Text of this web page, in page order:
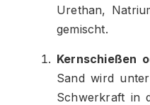
Urethan,
gemischt.
Kernschießen
Sand wird
Schwerkraft in